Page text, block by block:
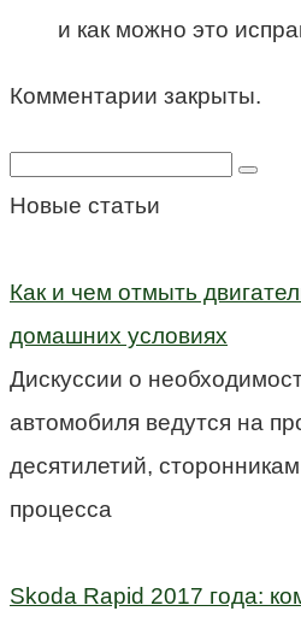
и как можно это
Комментарии закрыты.
Поиск:
Новые статьи
Как и чем отмыть
домашних условиях
Дискуссии о
автомобиля ведутся на
десятилетий,
процесса
Skoda Rapid 2017 года: